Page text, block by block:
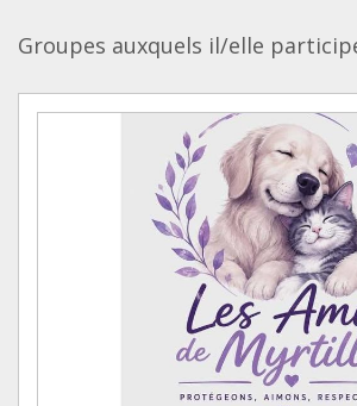
Groupes auxquels il/elle